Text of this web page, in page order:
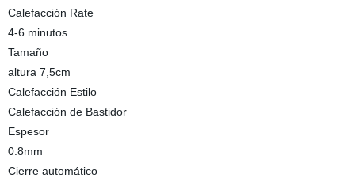
Calefacción Rate
4-6 minutos
Tamaño
altura 7,5cm
Calefacción Estilo
Calefacción de Bastidor
Espesor
0.8mm
Cierre automático